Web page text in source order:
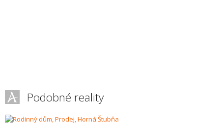
Podobné reality